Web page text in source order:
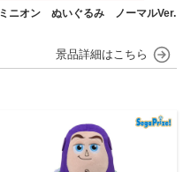
ミニオン ぬいぐるみ ノーマルVer.